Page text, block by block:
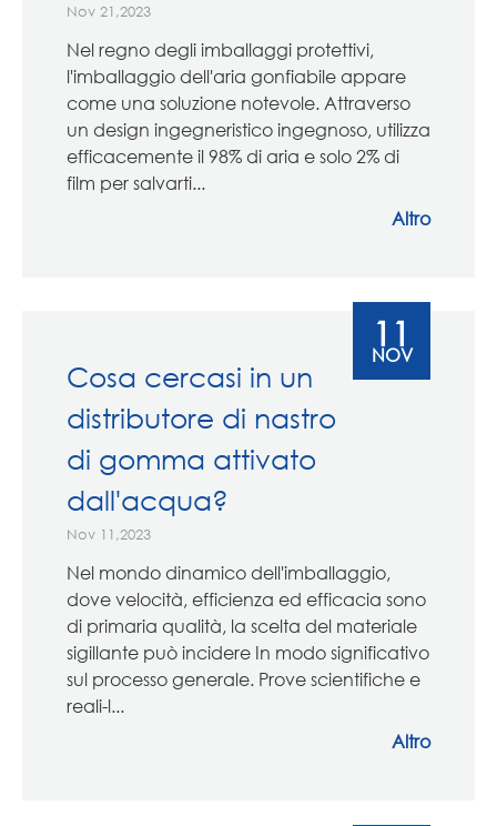
Nov 21,2023
Nel regno degli imballaggi protettivi,
l'imballaggio dell'aria gonfiabile appare
come una soluzione notevole. Attraverso
un design ingegneristico ingegnoso, utilizza
efficacemente il 98% di aria e solo 2% di
film per salvarti...
Altro
Cosa cercasi in un
distributore di nastro
di gomma attivato
dall'acqua?
Nov 11,2023
Nel mondo dinamico dell'imballaggio,
dove velocità, efficienza ed efficacia sono
di primaria qualità, la scelta del materiale
sigillante può incidere In modo significativo
sul processo generale. Prove scientifiche e
reali-l...
Altro
11
NOV